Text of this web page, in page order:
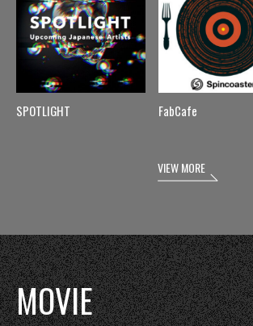
SPOTLIGHT FabCafe
VIEW MORE
MOVIE